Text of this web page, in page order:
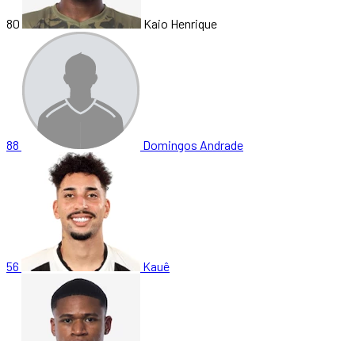
80 Kaio Henrique
88 Domingos Andrade
56 Kauê